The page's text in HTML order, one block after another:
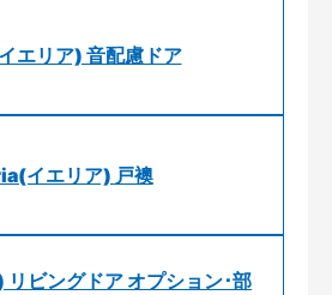
エリア) 音配慮ドア
イエリア) 戸襖
ビングドア オプション･部